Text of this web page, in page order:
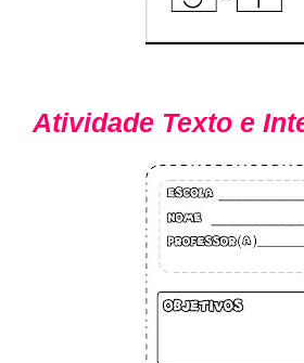
Atividade Texto e